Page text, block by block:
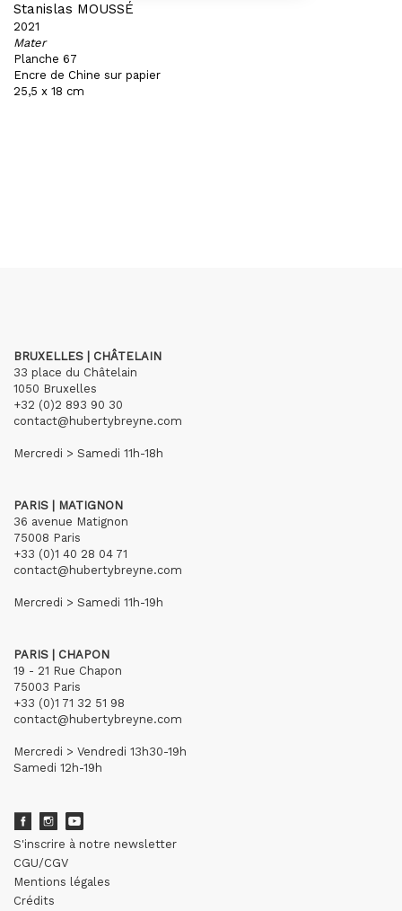
Stanislas MOUSSÉ
2021
Mater
Planche 67
Encre de Chine sur papier
25,5 x 18 cm
BRUXELLES | CHÂTELAIN
33 place du Châtelain
1050 Bruxelles
+32 (0)2 893 90 30
contact@hubertybreyne.com
Mercredi > Samedi 11h-18h
PARIS | MATIGNON
36 avenue Matignon
75008 Paris
+33 (0)1 40 28 04 71
contact@hubertybreyne.com
Mercredi > Samedi 11h-19h
PARIS | CHAPON
19 - 21 Rue Chapon
75003 Paris
+33 (0)1 71 32 51 98
contact@hubertybreyne.com
Mercredi > Vendredi 13h30-19h
Samedi 12h-19h
S'inscrire à notre newsletter
CGU/CGV
Mentions légales
Crédits